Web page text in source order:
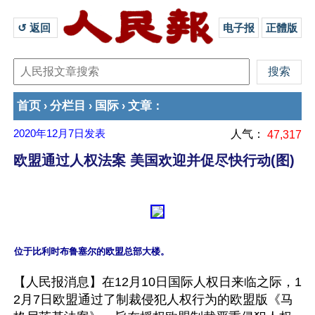
↺ 返回 电子报 正體版
首页 › 分栏目 › 国际 › 文章 ：
2020年12月7日 发表 人气： 47,317
欧盟通过人权法案 美国欢迎并促尽快行动(图)
【人民报消息】在12月10日国际人权日来临之际，1
2月7日欧盟通过了制裁侵犯人权行为的欧盟版《马